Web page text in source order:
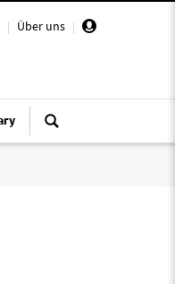
| Über uns |